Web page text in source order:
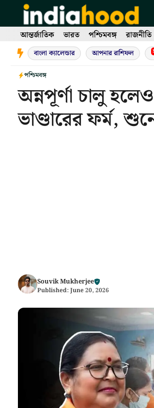
contentআন্তর্জাতিক ভারত পশ্চিমবঙ্গ রাজনীতি
বাংলা ক্যালেন্ডার আপনার রাশিফল
পশ্চিমবঙ্গ
অন্নপূর্ণা চালু
ভাণ্ডারের ফর্ম,
Souvik Mukherjee
Published: June 20, 2026